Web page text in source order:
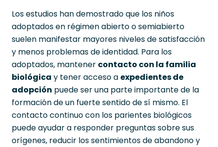
Los estudios han demostrado que los niños
adoptados en régimen abierto o semiabierto
suelen manifestar mayores niveles de satisfacción
y menos problemas de identidad. Para los
adoptados, mantener contacto con la familia
biológica y tener acceso a expedientes de
adopción puede ser una parte importante de la
formación de un fuerte sentido de sí mismo. El
contacto continuo con los parientes biológicos
puede ayudar a responder preguntas sobre sus
orígenes, reducir los sentimientos de abandono y